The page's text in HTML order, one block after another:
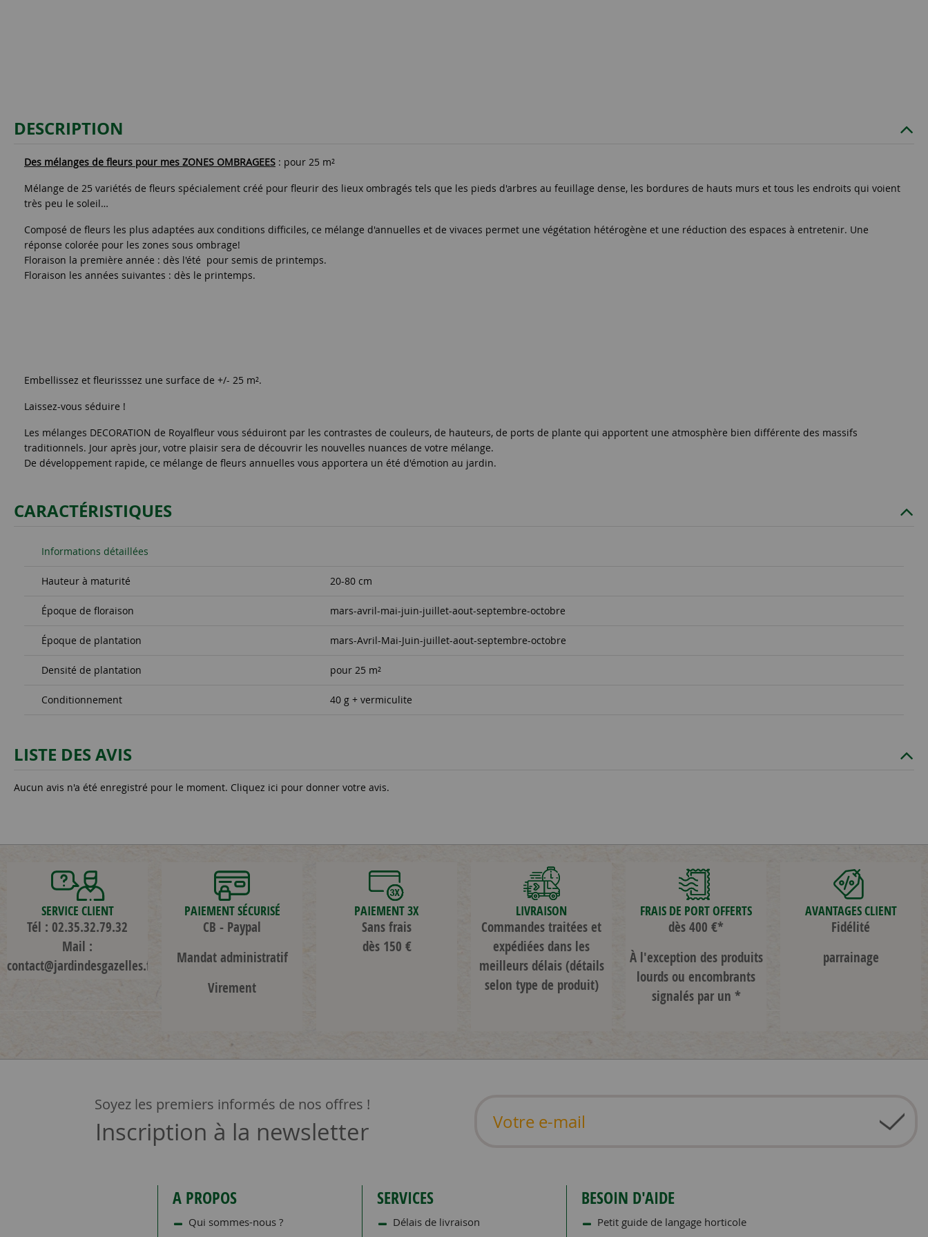
DESCRIPTION
Des mélanges de fleurs pour mes ZONES OMBRAGEES : pour 25 m²
Mélange de 25 variétés de fleurs spécialement créé pour fleurir des lieux ombragés tels que les pieds d'arbres au feuillage dense, les bordures de hauts murs et tous les endroits qui voient
très peu le soleil…
Composé de fleurs les plus adaptées aux conditions difficiles, ce mélange d'annuelles et de vivaces permet une végétation hétérogène et une réduction des espaces à entretenir. Une
réponse colorée pour les zones sous ombrage!
Floraison la première année : dès l'été pour semis de printemps.
Floraison les années suivantes : dès le printemps.
Embellissez et fleurisssez une surface de +/- 25 m².
Laissez-vous séduire !
Les mélanges DECORATION de Royalfleur vous séduiront par les contrastes de couleurs, de hauteurs, de ports de plante qui apportent une atmosphère bien différente des massifs
traditionnels. Jour après jour, votre plaisir sera de découvrir les nouvelles nuances de votre mélange.
De développement rapide, ce mélange de fleurs annuelles vous apportera un été d'émotion au jardin.
CARACTÉRISTIQUES
Informations détaillées
Hauteur à maturité 20-80 cm
Époque de floraison mars-avril-mai-juin-juillet-aout-septembre-octobre
Époque de plantation mars-Avril-Mai-Juin-juillet-aout-septembre-octobre
Densité de plantation pour 25 m²
Conditionnement 40 g + vermiculite
LISTE DES AVIS
Aucun avis n'a été enregistré pour le moment. Cliquez ici pour donner votre avis.
SERVICE CLIENT
Tél : 02.35.32.79.32
Mail :
contact@jardindesgazelles.fr
PAIEMENT SÉCURISÉ
CB - Paypal
Mandat administratif
Virement
PAIEMENT 3X
Sans frais
dès 150 €
LIVRAISON
Commandes traitées et
expédiées dans les
meilleurs délais(détails
selon type de produit)
FRAIS DE PORT OFFERTS
dès 400 €*
À l'exception des produits
lourds ou encombrants
signalés par un *
AVANTAGES CLIENT
Fidélité
parrainage
Soyez les premiers informés de nos offres !
Inscription à la newsletter
A PROPOS
Qui sommes-nous ?
SERVICES
Délais de livraison
BESOIN D'AIDE
Petit guide de langage horticole